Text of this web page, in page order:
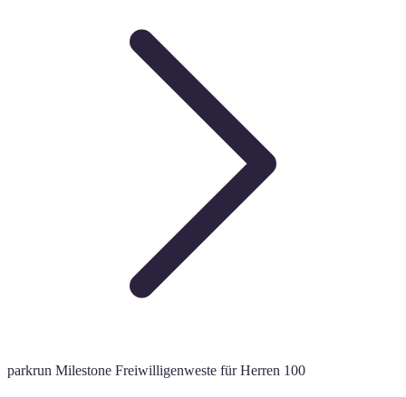
parkrun Milestone Freiwilligenweste für Herren 100